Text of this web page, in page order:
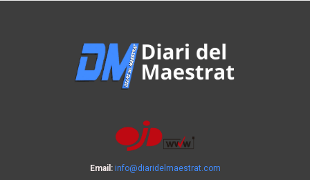
Email: info@diaridelmaestrat.com